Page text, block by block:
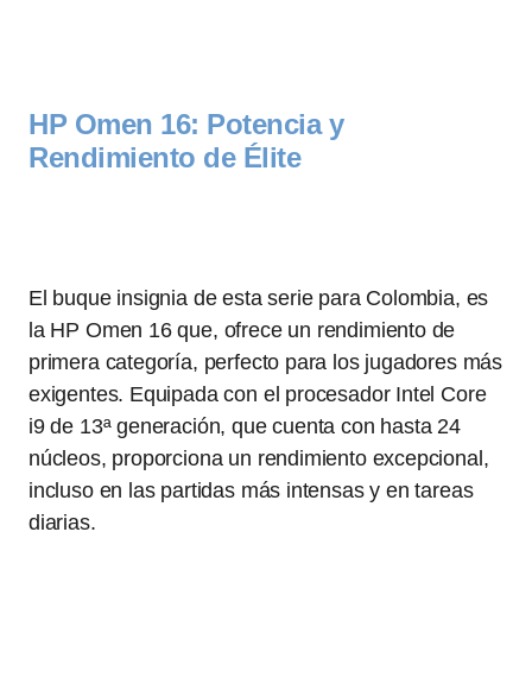
HP Omen 16: Potencia y
Rendimiento de Élite
El buque insignia de esta serie para Colombia, es
la HP Omen 16 que, ofrece un rendimiento de
primera categoría, perfecto para los jugadores más
exigentes. Equipada con el procesador Intel Core
i9 de 13ª generación, que cuenta con hasta 24
núcleos, proporciona un rendimiento excepcional,
incluso en las partidas más intensas y en tareas
diarias.